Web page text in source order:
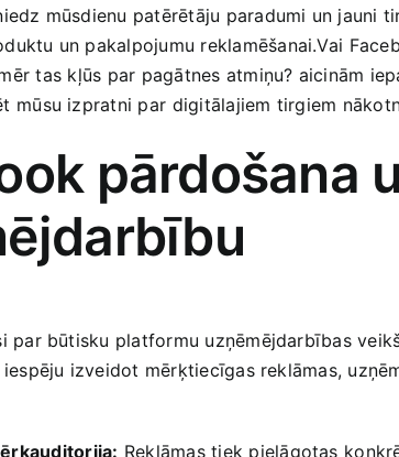
mūsdienu patērētāju paradumi​ un jauni
un pakalpojumu reklamēšanai.Vai⁢
tas ⁢kļūs par pagātnes atmiņu? aicinām​
mūsu izpratni par ⁣digitālajiem tirgiem
pārdošana⁤
par būtisku platformu ‌uzņēmējdarbības
izveidot mērķtiecīgas reklāmas,
⁣Reklāmas tiek pielāgotas⁢